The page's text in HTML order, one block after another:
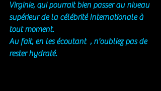
Virginie, qui pourrait bien passer au niveau
supérieur de la célébrité Internationale à
tout moment.
Au fait, en les écoutant  , n'oubliez pas de
rester hydraté.